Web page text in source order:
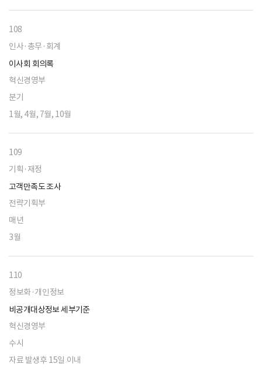
108
인사·총무·회계
이사회 회의록
혁신경영부
분기
1월, 4월, 7월, 10월
109
기획·재정
고객만족도 조사
전략기획부
매년
3월
110
정보화·개인정보
비공개대상정보 세부기준
혁신경영부
수시
자료 발생후 15일 이내